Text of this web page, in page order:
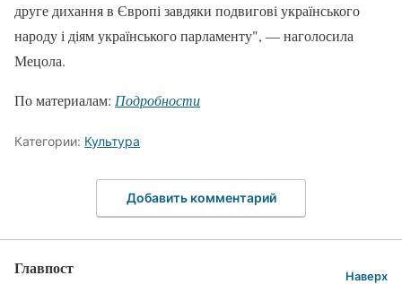
друге дихання в Європі завдяки подвигові українського
народу і діям українського парламенту", — наголосила
Мецола.
По материалам: Подробности
Категории: Культура
Добавить комментарий
Главпост Наверх